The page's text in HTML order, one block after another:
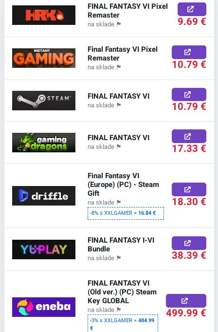
FINAL FANTASY VI Pixel
Remaster
na sklade 🏴 9.69 €
Final Fantasy VI Pixel
Remaster
na sklade 🏴 10.79 €
FINAL FANTASY VI
na sklade 🏴 10.79 €
FINAL FANTASY VI
na sklade 🏴 17.33 €
Final Fantasy VI
(Europe) (PC) - Steam
Gift
na sklade 🏴
-8% s XXLGAMER =16.84 €
18.30 €
FINAL FANTASY I-VI
Bundle
na sklade 🏴 38.39 €
FINAL FANTASY VI
(Old ver.) (PC) Steam
Key GLOBAL
na sklade 🏴
-3% s XXLGAMER =484.99
€
499.99 €